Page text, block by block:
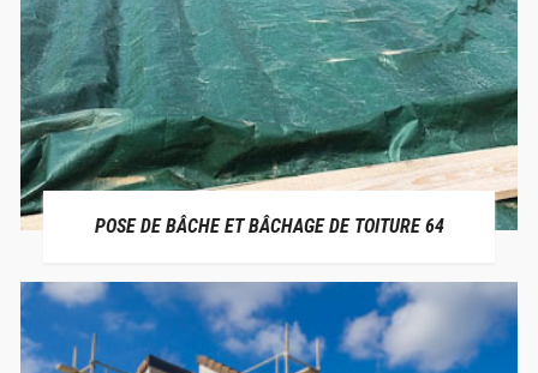
POSE DE BÂCHE ET BÂCHAGE DE TOITURE 64